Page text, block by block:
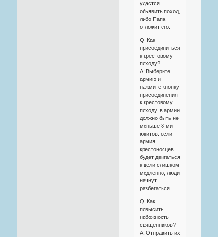
удастся
обьявить поход,
либо Папа
отложит его.
Q: Как
присоединиться
к крестовому
походу?
A: Выберите
армию и
нажмите кнопку
присоединения
к крестовому
походу. в армии
должно быть не
меньше 8-ми
юнитов. если
армия
крестоносцев
будет двигаться
к цели слишком
медленно, люди
начнут
разбегаться.
Q: Как
повысить
набожность
священников?
A: Отправить их